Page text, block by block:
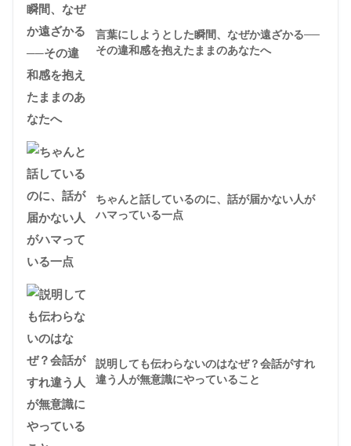
言葉にしようとした瞬間、なぜか遠ざかる──
その違和感を抱えたままのあなたへ
ちゃんと話しているのに、話が届かない人が
ハマっている一点
説明しても伝わらないのはなぜ？会話がすれ
違う人が無意識にやっていること